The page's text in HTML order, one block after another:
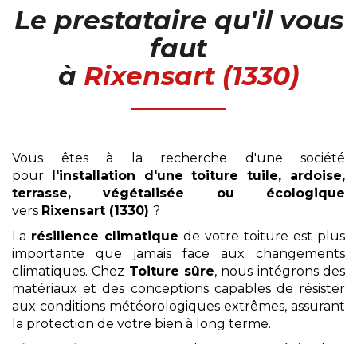
Le prestataire qu'il vous
faut
à Rixensart (1330)
Vous êtes à la recherche d'une société
pour
l'installation
d'une toiture tuile, ardoise,
terrasse, végétalisée ou écologique
vers Rixensart (1330) ?
La résilience climatique de votre toiture est plus
importante que jamais face aux changements
climatiques. Chez Toiture sûre, nous intégrons des
matériaux et des conceptions capables de résister
aux conditions météorologiques extrêmes, assurant
la protection de votre bien à long terme.